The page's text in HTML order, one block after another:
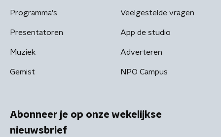
Programma's
Presentatoren
Muziek
Gemist
Veelgestelde vragen
App de studio
Adverteren
NPO Campus
Abonneer je op onze wekelijkse
nieuwsbrief